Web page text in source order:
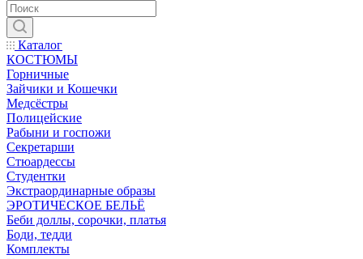
Каталог
КОСТЮМЫ
Горничные
Зайчики и Кошечки
Медсёстры
Полицейские
Рабыни и госпожи
Секретарши
Стюардессы
Студентки
Экстраординарные образы
ЭРОТИЧЕСКОЕ БЕЛЬЁ
Беби доллы, сорочки, платья
Боди, тедди
Комплекты